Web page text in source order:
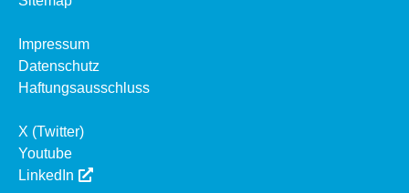
Impressum
Datenschutz
Haftungsausschluss
X (Twitter)
Youtube
LinkedIn